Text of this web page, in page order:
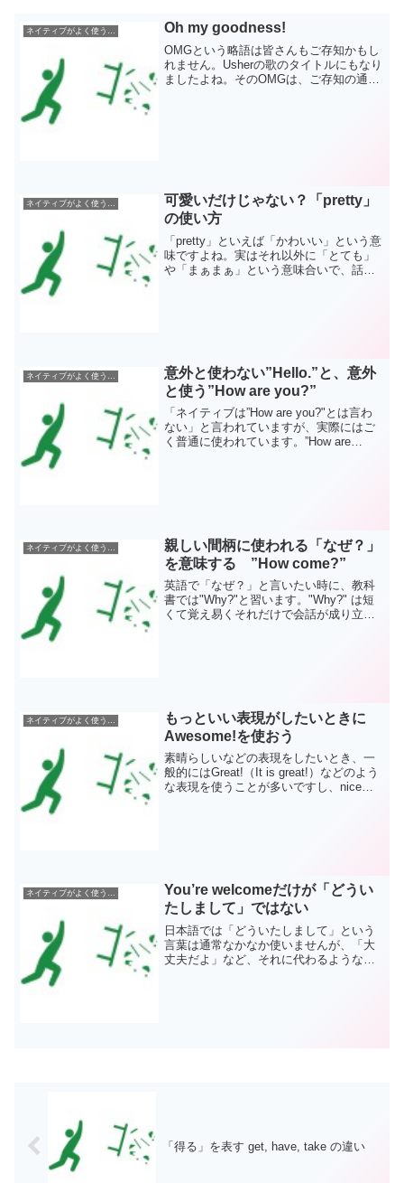
ネイティブがよく使う英語表現 Oh my goodness!
OMGという略語は皆さんもご存知かもし
れません。Usherの歌のタイトルにもなり
ましたよね。そのOMGは、ご存知の通り
可愛いだけじゃない？「pretty」
の使い方
「pretty」といえば「かわいい」という意
味ですよね。実はそれ以外に「とても」
や「まぁまぁ」という意味合いで、話し
意外と使わない”Hello.”と、意外
と使う”How are you?”
「ネイティブは”How are you?"とは言わ
ない」と言われていますが、実際にはご
く普通に使われています。”How are
ネイティブがよく使う英語表現
親しい間柄に使われる「なぜ？」
を意味する ”How come?”
英語で「なぜ？」と言いたい時に、教科
書では"Why?"と習います。"Why?" は短
くて覚え易くそれだけで会話が成り立ち
ネイティブがよく使う英語表現
もっといい表現がしたいときに
Awesome!を使おう
素晴らしいなどの表現をしたいとき、一
般的にはGreat!（It is great!）などのよう
な表現を使うことが多いですし、niceや
You’re welcomeだけが「どうい
たしまして」ではない
日本語では「どういたしまして」という
言葉は通常なかなか使いませんが、「大
丈夫だよ」など、それに代わるような言
「得る」を表す get, have, take の違い